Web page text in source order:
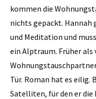
kommen die
nichts gepackt.
und Meditation und
ein Alptraum. Früher
Tür. Roman hat es
Satelliten, für den er